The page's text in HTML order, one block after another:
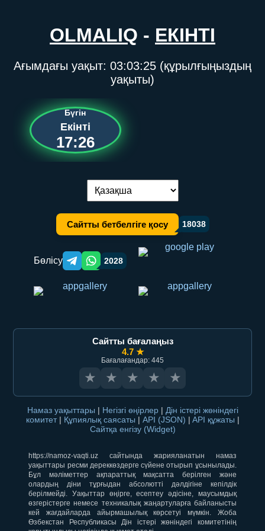
OLMALIQ - ЕКІНТІ
Ағымдағы уақыт: 03:03:25 (құрылғыңыздың
уақыты)
Бүгін
Екінті
17:26
Тілді ауыстыру:
Сайтты бетбелгіге қосу 18038
Бөлісу Telegram orqali ulashish
WhatsApp orqali ulashish
2028
Сайтты бағалаңыз
4.7 ★
Бағалағандар: 445
★ ★ ★ ★ ★
Намаз уақыттары | Негізгі өңірлер | Дін істері жөніндегі
комитет | Құпиялық саясаты | API (JSON) | API құжаты |
Сайтқа енгізу (Widget)
https://namoz-vaqti.uz сайтында жарияланатын намаз
уақыттары ресми дереккөздерге сүйене отырып ұсынылады.
Бұл мәліметтер ақпараттық мақсатта берілген және
олардың діни тұрғыдан абсолютті дәлдігіне кепілдік
берілмейді. Уақыттар өңірге, есептеу әдісіне, маусымдық
өзгерістерге немесе техникалық жаңартуларға байланысты
кей жағдайларда айырмашылық көрсетуі мүмкін. Жоба
Өзбекстан Республикасы Дін істері жөніндегі комитетінің